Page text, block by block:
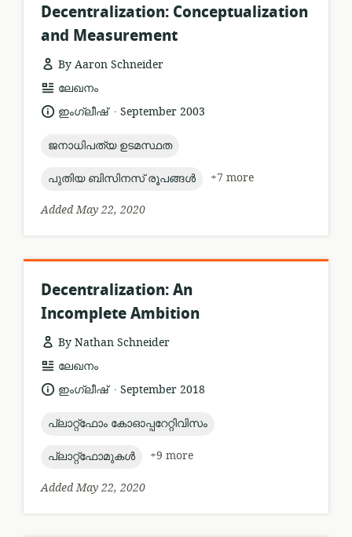
Decentralization: Conceptualization
and Measurement
By Aaron Schneider
resource
format:
ലേഖനം
language:
ഇംഗ്ലീഷ് .
dateSeptember 2003
topic:
ജനാധിപത്യ ഉടമസ്ഥത
topic:
പുതിയ ബിസിനസ് രൂപങ്ങൾ
+7 more
Added May 22, 2020
Decentralization: An
Incomplete Ambition
By Nathan Schneider
resource
format:
ലേഖനം
language:
ഇംഗ്ലീഷ് .
dateSeptember 2018
topic:
പ്ലാറ്റ്ഫോം കോഓപ്പറേറ്റിവിസം
topic:
പ്ലാറ്റ്ഫോമുകൾ
+9 more
Added May 22, 2020